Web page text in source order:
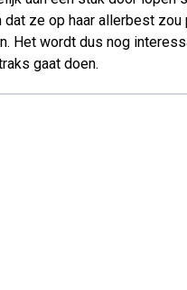
dat ze op haar allerbest zou
Het wordt dus nog
gaat doen.